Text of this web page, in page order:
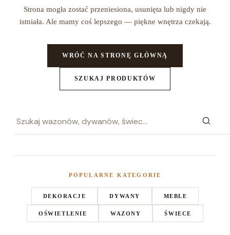
Strona mogła zostać przeniesiona, usunięta lub nigdy nie
istniała. Ale mamy coś lepszego — piękne wnętrza czekają.
WRÓĆ NA STRONĘ GŁÓWNĄ
SZUKAJ PRODUKTÓW
POPULARNE KATEGORIE
DEKORACJE DYWANY MEBLE
OŚWIETLENIE WAZONY ŚWIECE